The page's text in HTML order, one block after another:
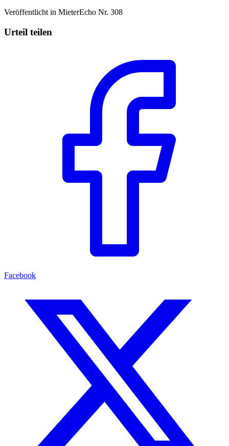
Veröffentlicht in MieterEcho Nr. 308
Urteil teilen
Facebook